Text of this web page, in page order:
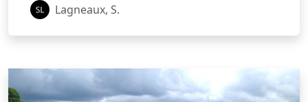
Lagneaux, S.